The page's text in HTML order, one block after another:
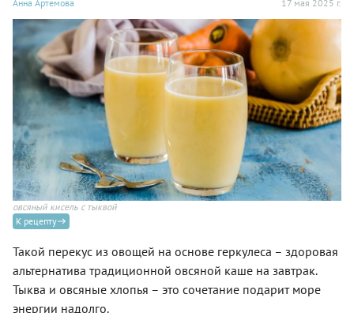
Анна Артемова 17 мая 2025 г.
овсяный кисель с тыквой
К рецепту
Такой перекус из овощей на основе геркулеса – здоровая
альтернатива традиционной овсяной каше на завтрак.
Тыква и овсяные хлопья – это сочетание подарит море
энергии надолго.